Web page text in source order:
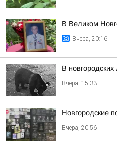
В Великом
Вчера, 20:16
В
Вчера, 15:33
Новгородские
Вчера, 20:56